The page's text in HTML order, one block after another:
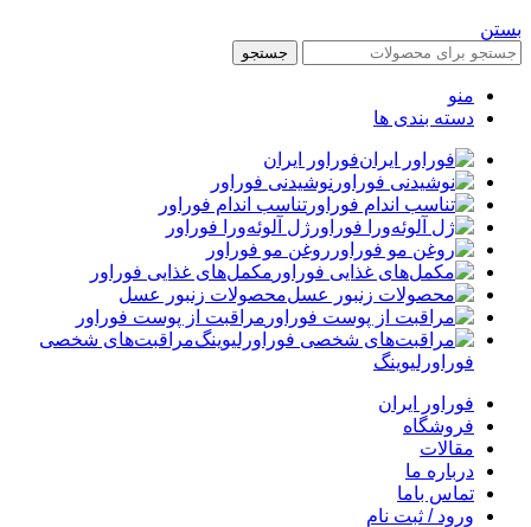
بستن
جستجو
منو
دسته بندی ها
فوراور ایران
نوشیدنی فوراور
تناسب اندام فوراور
ژل آلوئه‌ورا فوراور
روغن مو فوراور
مکمل‌های غذایی فوراور
محصولات زنبور عسل
مراقبت از پوست فوراور
مراقبت‌های شخصی
فوراورلیوینگ
فوراور ایران
فروشگاه
مقالات
درباره ما
تماس باما
ورود / ثبت نام